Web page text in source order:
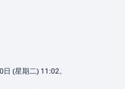
(星期二) 11:02。